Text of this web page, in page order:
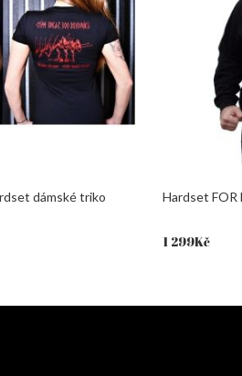
dámské triko Hardset FOR
1 299Kč